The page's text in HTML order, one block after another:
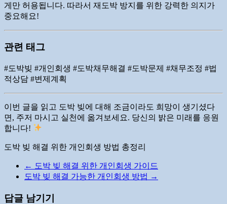
게만 허용됩니다. 따라서 재도박 방지를 위한 강력한 의지가
중요해요!
관련 태그
#도박빚 #개인회생 #도박채무해결 #도박문제 #채무조정 #법
적상담 #변제계획
이번 글을 읽고 도박 빚에 대해 조금이라도 희망이 생기셨다
면, 주저 마시고 실천에 옮겨보세요. 당신의 밝은 미래를 응원
합니다!
도박 빚 해결 위한 개인회생 방법 총정리
← 도박 빚 해결 위한 개인회생 가이드
도박 빚 해결 가능한 개인회생 방법 →
답글 남기기